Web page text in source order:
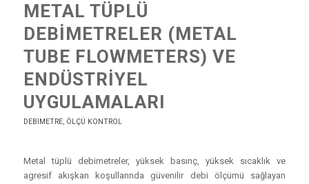
METAL TÜPLÜ
DEBIMETRELER (METAL
TUBE FLOWMETERS) VE
ENDÜSTRIYEL
UYGULAMALARI
DEBIMETRE, ÖLÇÜ KONTROL
Metal tüplü debimetreler, yüksek basınç, yüksek sıcaklık ve
agresif akışkan koşullarında güvenilir debi ölçümü sağlayan